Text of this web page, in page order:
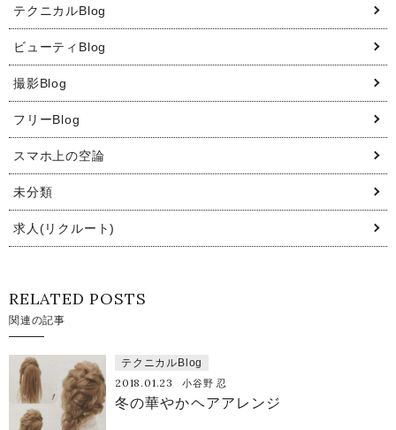
テクニカルBlog
ビューティBlog
撮影Blog
フリーBlog
スマホ上の空論
未分類
求人(リクルート)
RELATED POSTS
関連の記事
テクニカルBlog
2018.01.23 小谷野 忍
冬の華やかヘアアレンジ